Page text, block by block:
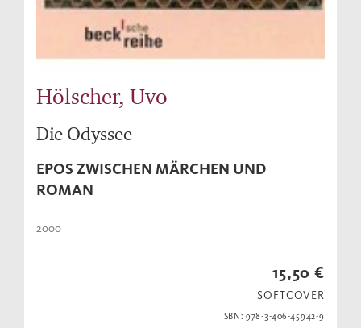
Hölscher, Uvo
Die Odyssee
EPOS ZWISCHEN MÄRCHEN UND
ROMAN
2000
15,50 €
SOFTCOVER
ISBN: 978-3-406-45942-9